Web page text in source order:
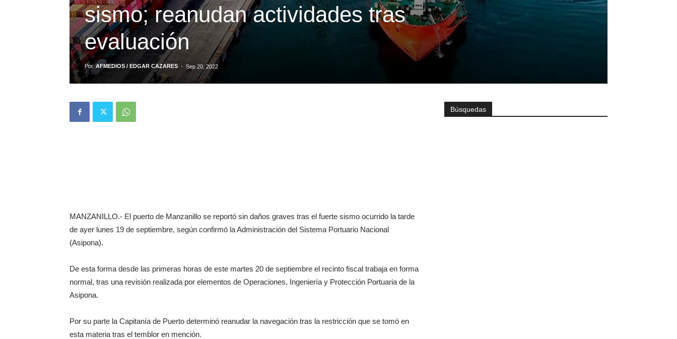
sismo; reanudan actividades tras
evaluación
Por AFMEDIOS / EDGAR CAZARES - Sep 20, 2022
MANZANILLO.- El puerto de Manzanillo se reportó sin daños graves tras el fuerte sismo ocurrido la tarde
de ayer lunes 19 de septiembre, según confirmó la Administración del Sistema Portuario Nacional
(Asipona).
De esta forma desde las primeras horas de este martes 20 de septiembre el recinto fiscal trabaja en forma
normal, tras una revisión realizada por elementos de Operaciones, Ingeniería y Protección Portuaria de la
Asipona.
Por su parte la Capitanía de Puerto determinó reanudar la navegación tras la restricción que se tomó en
esta materia tras el temblor en mención.
Búsquedas